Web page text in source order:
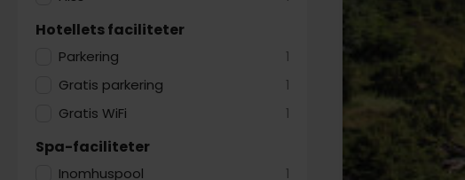
Hotellets faciliteter
Parkering 1
Gratis parkering 1
Gratis WiFi 1
Spa-faciliteter
Inomhuspool 1